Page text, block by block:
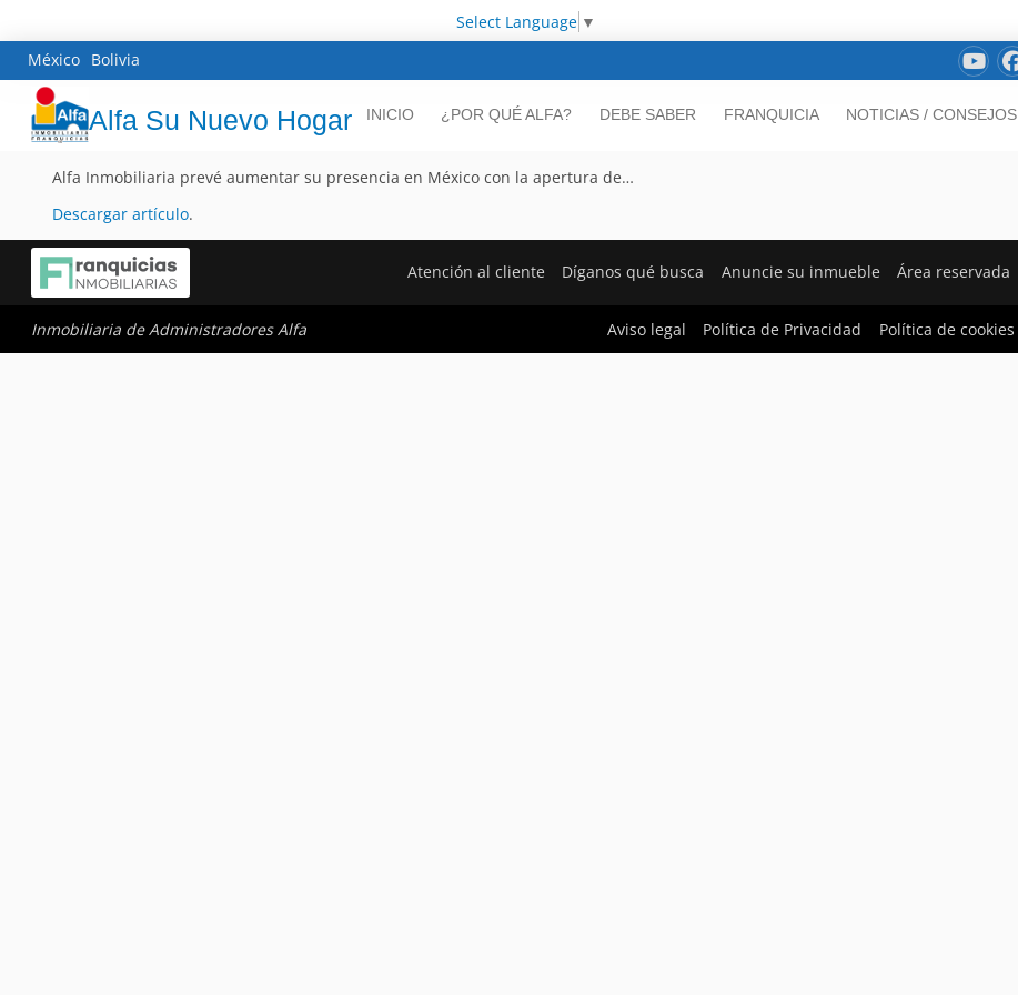
Select Language ▼
México Bolivia
Alfa Su Nuevo Hogar INICIO ¿POR QUÉ ALFA? DEBE SABER FRANQUICIA NOTICIAS / CONSEJOS
Alfa Inmobiliaria prevé aumentar su presencia en México con la apertura de…
Descargar artículo.
Atención al cliente Díganos qué busca Anuncie su inmueble Área reservada
Inmobiliaria de Administradores Alfa Aviso legal Política de Privacidad Política de cookies